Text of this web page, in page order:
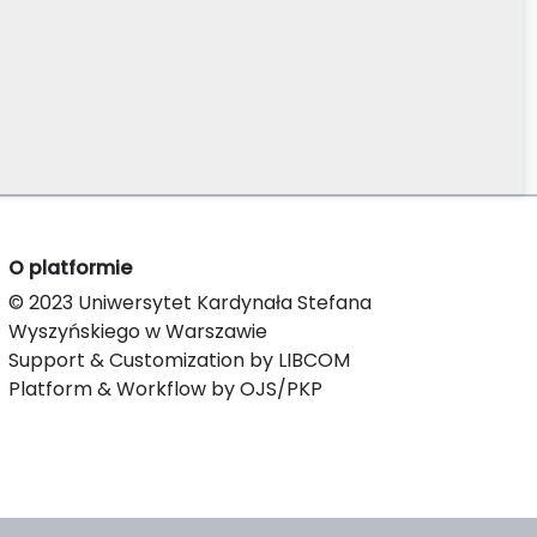
O platformie
© 2023 Uniwersytet Kardynała Stefana
Wyszyńskiego w Warszawie
Support & Customization by LIBCOM
Platform & Workflow by OJS/PKP